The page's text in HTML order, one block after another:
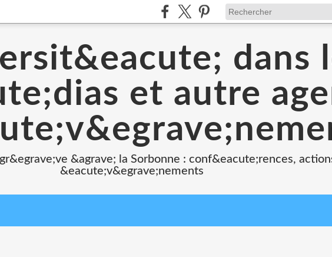
dans
et autre
&agrave; la Sorbonne : conf&eacute;rences,
&eacute;v&egrave;nements